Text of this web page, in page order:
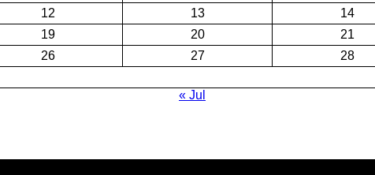
12 13 14
19 20 21
26 27 28
« Jul